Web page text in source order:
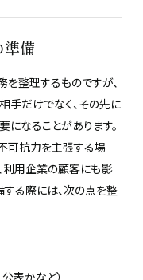
備
整理するものですが、
手だけでなく、その先に
なることがあります。
可抗力を主張する場
利用企業の顧客にも影
る際には、次の点を整
表かなど）